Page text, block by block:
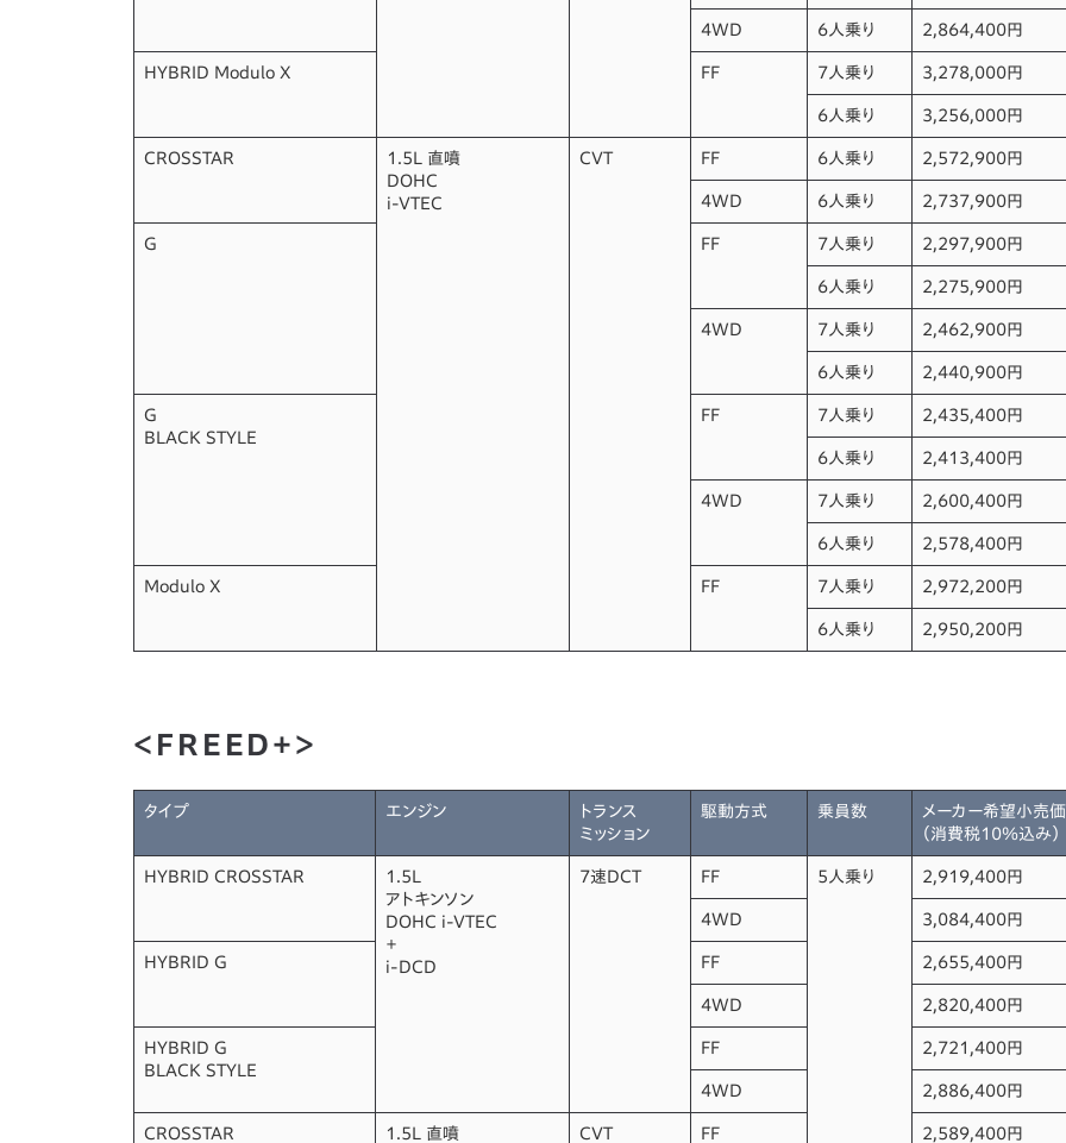
4WD 6人乗り 2,864,400円
HYBRID Modulo X FF 7人乗り 3,278,000円
6人乗り 3,256,000円
CROSSTAR
1.5L 直噴
DOHC
i-VTEC
CVT FF 6人乗り 2,572,900円
4WD 6人乗り 2,737,900円
G FF 7人乗り 2,297,900円
6人乗り 2,275,900円
4WD 7人乗り 2,462,900円
6人乗り 2,440,900円
G
BLACK STYLE
FF 7人乗り 2,435,400円
6人乗り 2,413,400円
4WD 7人乗り 2,600,400円
6人乗り 2,578,400円
Modulo X FF 7人乗り 2,972,200円
6人乗り 2,950,200円
＜FREED＋＞
タイプ エンジン
トランス
ミッション
駆動方式 乗員数
メーカー希望小売
（消費税10％込み）
HYBRID CROSSTAR
1.5L
アトキンソン
DOHC i-VTEC
＋
i-DCD
7速DCT FF 5人乗り 2,919,400円
4WD 3,084,400円
HYBRID G FF 2,655,400円
4WD 2,820,400円
HYBRID G
BLACK STYLE
FF 2,721,400円
4WD 2,886,400円
CROSSTAR 1.5L 直噴 CVT FF 2,589,400円